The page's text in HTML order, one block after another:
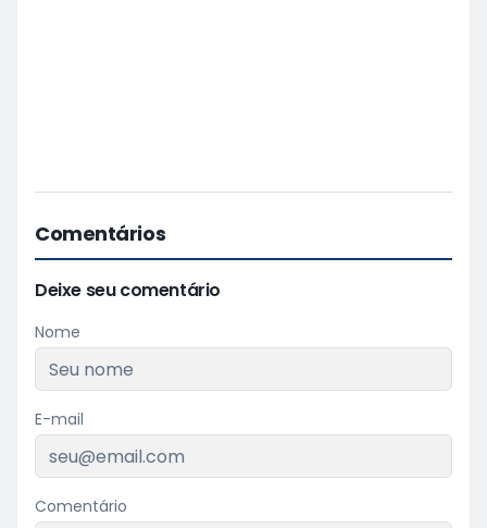
Comentários
Deixe seu comentário
Nome
E-mail
Comentário